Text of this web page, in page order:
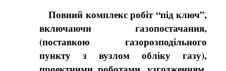
Повний комплекс робіт “під ключ”,
включаючи газопостачання,
(поставкою газорозподільного
пункту з вузлом обліку газу),